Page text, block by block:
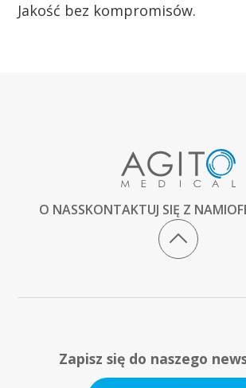
Jakość bez kompromisów.
O NASSKONTAKTUJ SIĘ Z NAMI
Zapisz się do naszego